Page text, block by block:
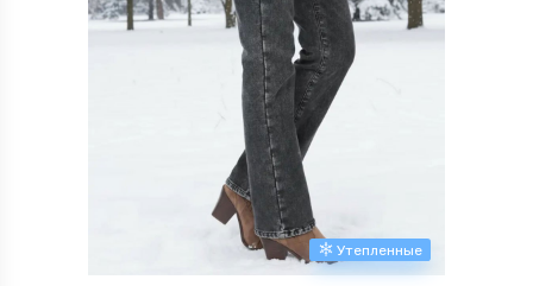
Утепленные